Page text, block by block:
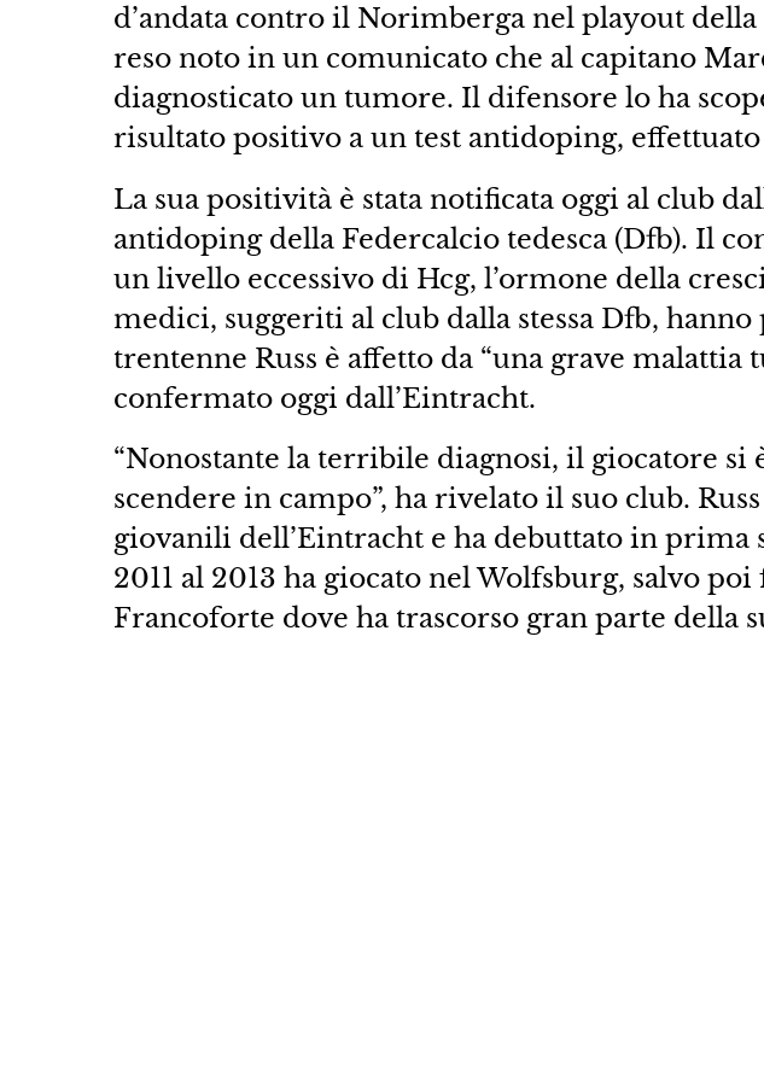
d’andata contro il Norimberga nel playout
reso noto in un comunicato che al capitano
diagnosticato un tumore. Il difensore lo ha
risultato positivo a un test antidoping,
La sua positività è stata notificata oggi al club
antidoping della Federcalcio tedesca (Dfb). Il
un livello eccessivo di Hcg, l’ormone della
medici, suggeriti al club dalla stessa Dfb,
trentenne Russ è affetto da “una grave malattia
confermato oggi dall’Eintracht.
“Nonostante la terribile diagnosi, il giocatore si
scendere in campo”, ha rivelato il suo club.
giovanili dell’Eintracht e ha debuttato in prima
2011 al 2013 ha giocato nel Wolfsburg, salvo
Francoforte dove ha trascorso gran parte della